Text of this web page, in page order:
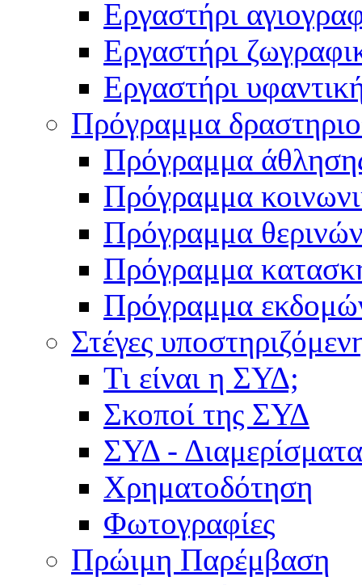
Εργαστήρι
Εργαστήρι
Εργαστήρι
Πρόγραμμα
Πρόγραμμα
Πρόγραμμα
Πρόγραμμα
Πρόγραμμα
Πρόγραμμα
Στέγες
Τι είναι η ΣΥΔ;
Σκοποί της ΣΥΔ
ΣΥΔ -
Χρηματοδότηση
Φωτογραφίες
Πρώιμη Παρέμβαση